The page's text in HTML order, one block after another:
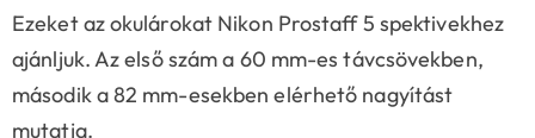
Ezeket az okulárokat Nikon Prostaff 5 spektivekhez
ajánljuk. Az első szám a 60 mm-es távcsövekben,
második a 82 mm-esekben elérhető nagyítást
mutatja.